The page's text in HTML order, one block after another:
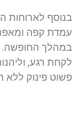
בנוסף לארוחות
עמדת קפה
במהלך החופשה.
לקחת רגע,
פשוט פינוק ללא